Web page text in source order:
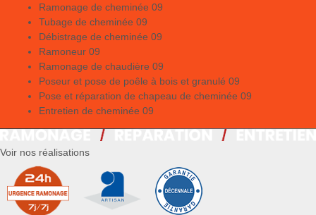
Ramonage de cheminée 09
Tubage de cheminée 09
Débistrage de cheminée 09
Ramoneur 09
Ramonage de chaudière 09
Poseur et pose de poêle à bois et granulé 09
Pose et réparation de chapeau de cheminée 09
Entretien de cheminée 09
Voir nos réalisations